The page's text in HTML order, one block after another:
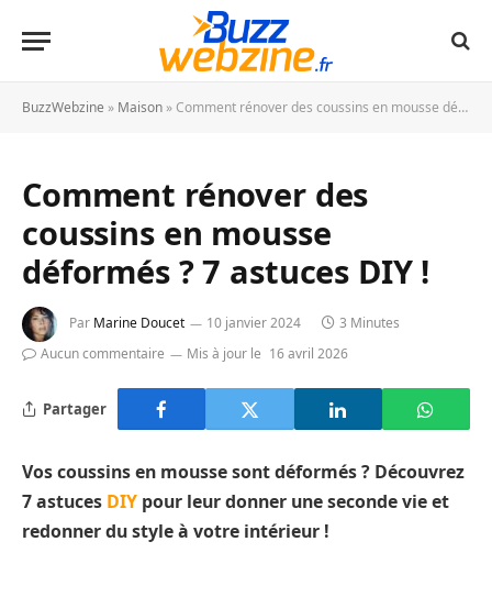
BuzzWebzine » Maison » Comment rénover des coussins en mousse déformés ? 7 astuces DIY !
Comment rénover des
coussins en mousse
déformés ? 7 astuces DIY !
Par Marine Doucet 10 janvier 2024
3 Minutes
Aucun commentaire
Mis à jour le 16 avril 2026
Partager
Vos coussins en mousse sont déformés ? Découvrez
7 astuces DIY pour leur donner une seconde vie et
redonner du style à votre intérieur !